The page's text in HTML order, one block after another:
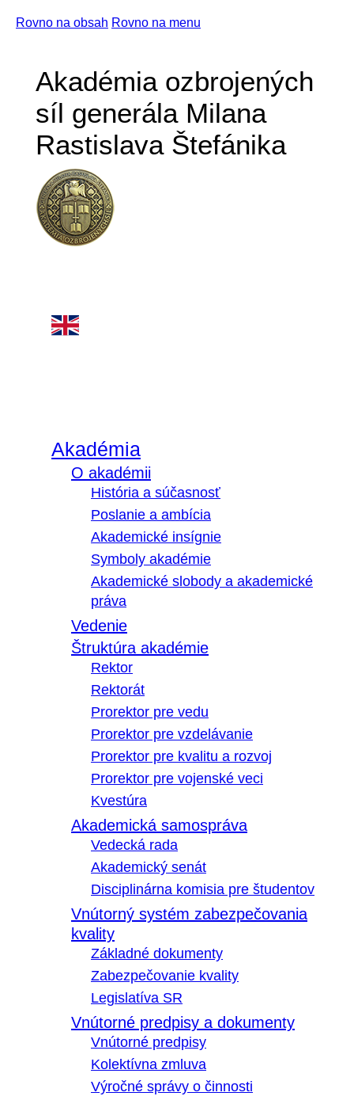
Rovno na obsah Rovno na menu
Akadémia ozbrojených
síl generála Milana
Rastislava Štefánika
Akadémia
O akadémii
História a súčasnosť
Poslanie a ambícia
Akademické insígnie
Symboly akadémie
Akademické slobody a akademické
práva
Vedenie
Štruktúra akadémie
Rektor
Rektorát
Prorektor pre vedu
Prorektor pre vzdelávanie
Prorektor pre kvalitu a rozvoj
Prorektor pre vojenské veci
Kvestúra
Akademická samospráva
Vedecká rada
Akademický senát
Disciplinárna komisia pre študentov
Vnútorný systém zabezpečovania
kvality
Základné dokumenty
Zabezpečovanie kvality
Legislatíva SR
Vnútorné predpisy a dokumenty
Vnútorné predpisy
Kolektívna zmluva
Výročné správy o činnosti